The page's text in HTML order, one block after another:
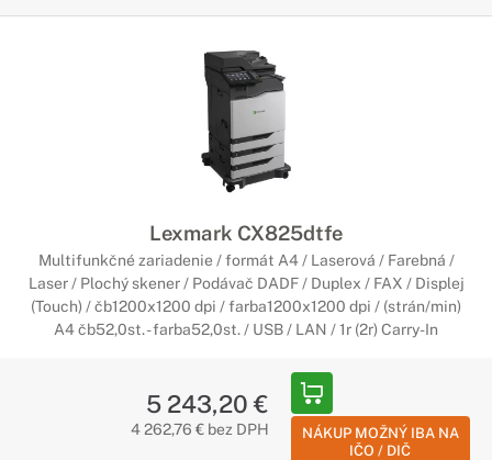
Lexmark CX825dtfe
Multifunkčné zariadenie / formát A4 / Laserová / Farebná /
Laser / Plochý skener / Podávač DADF / Duplex / FAX / Displej
(Touch) / čb1200x1200 dpi / farba1200x1200 dpi / (strán/min)
A4 čb52,0st. - farba52,0st. / USB / LAN / 1r (2r) Carry-In
5 243,20 €
4 262,76 € bez DPH
NÁKUP MOŽNÝ IBA NA
IČO / DIČ